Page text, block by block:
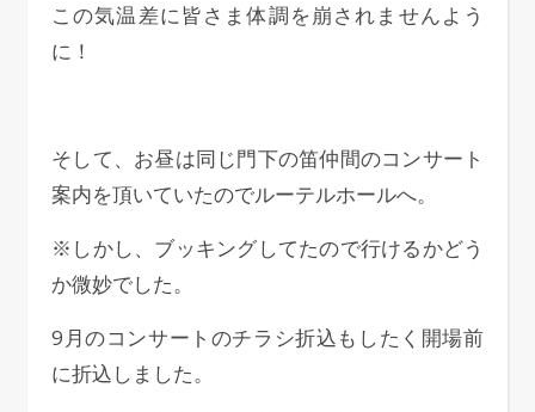
この気温差に皆さま体調を崩されませんよう
に！
そして、お昼は同じ門下の笛仲間のコンサート
案内を頂いていたのでルーテルホールへ。
※しかし、ブッキングしてたので行けるかどう
か微妙でした。
9月のコンサートのチラシ折込もしたく開場前
に折込しました。